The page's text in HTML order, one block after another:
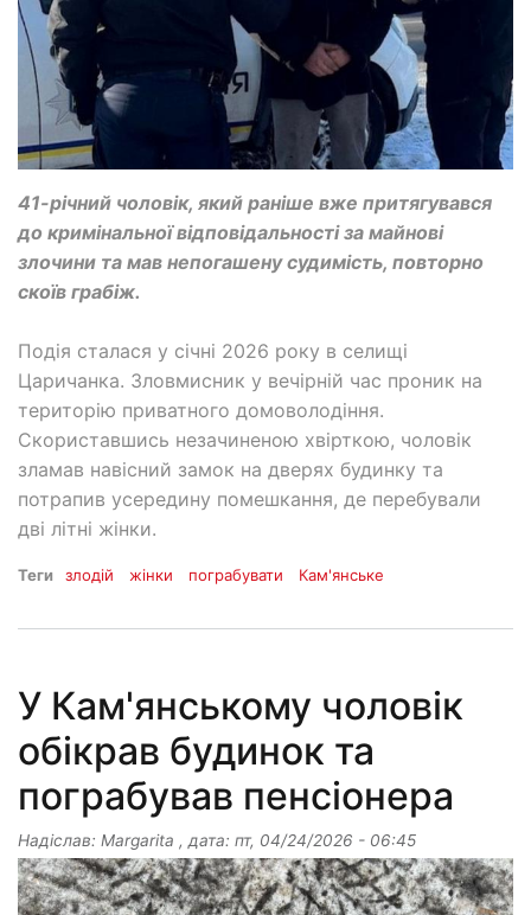
41-річний чоловік, який раніше вже притягувався
до кримінальної відповідальності за майнові
злочини та мав непогашену судимість, повторно
скоїв грабіж.
Подія сталася у січні 2026 року в селищі
Царичанка. Зловмисник у вечірній час проник на
територію приватного домоволодіння.
Скориставшись незачиненою хвірткою, чоловік
зламав навісний замок на дверях будинку та
потрапив усередину помешкання, де перебували
дві літні жінки.
Теги злодій жінки пограбувати Кам'янське
У Кам'янському чоловік
обікрав будинок та
пограбував пенсіонера
Надіслав: Margarita , дата: пт, 04/24/2026 - 06:45